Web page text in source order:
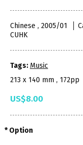
Chinese , 2005/01
CUHK
Tags: Music
213 x 140 mm , 172pp
US$8.00
Option